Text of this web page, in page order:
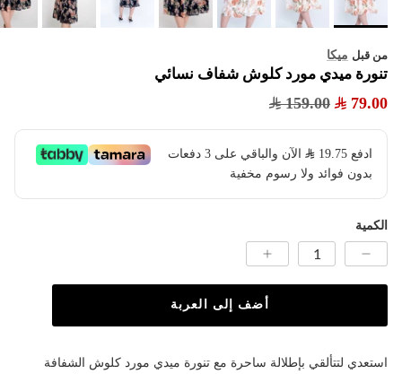
من قبل ميكا
تنورة ميدي مورد كلوش شفاف نسائي
79.00
159.00
ادفع 19.75
​ الآن والباقي على 3 دفعات
بدون فوائد ولا رسوم مخفية
الكمية
أضف إلى العربة
استعدي لتتألقي بإطلالة ساحرة مع تنورة ميدي مورد كلوش الشفافة